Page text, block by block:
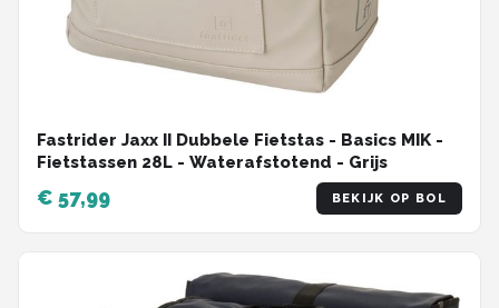
Fastrider Jaxx II Dubbele Fietstas - Basics MIK -
Fietstassen 28L - Waterafstotend - Grijs
€ 57,99 BEKIJK OP BOL